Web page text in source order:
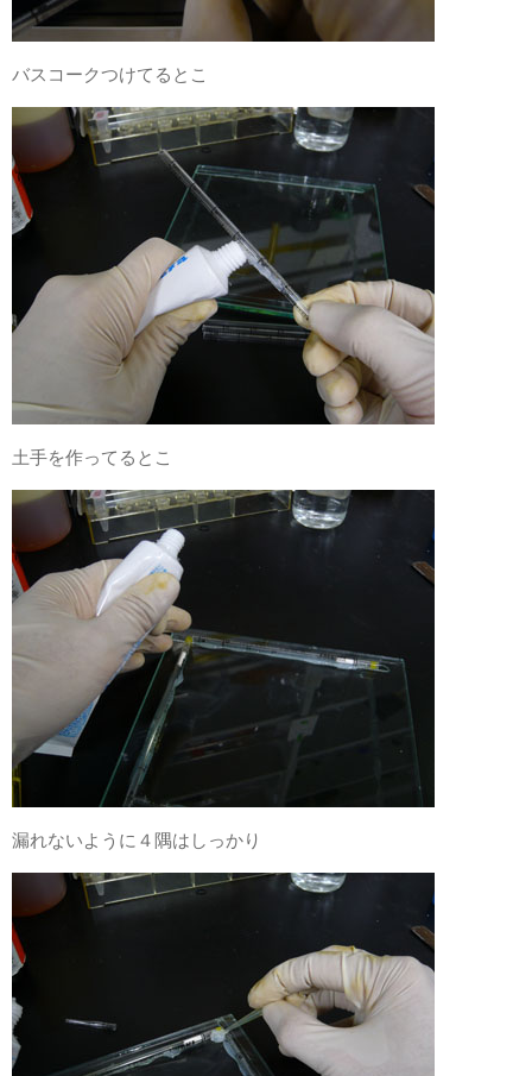
バスコークつけてるとこ
土手を作ってるとこ
漏れないように４隅はしっかり